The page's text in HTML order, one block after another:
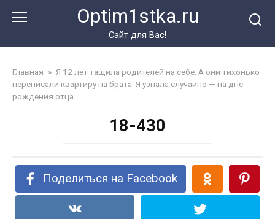
Optim1stka.ru
Сайт для Вас!
Главная » Я 12 лет тащила родителей на себе. А они тихонько
переписали квартиру на брата. Я узнала случайно — на дне
рождения отца
18-430
Поделиться на Facebook